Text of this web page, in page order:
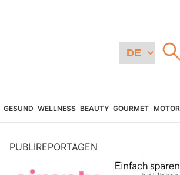
GESUND WELLNESS BEAUTY GOURMET MOTOR
PUBLIREPORTAGEN